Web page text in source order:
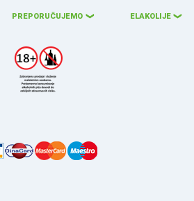
PREPORUČUJEMO ❮ ELAKOLIJE ❮